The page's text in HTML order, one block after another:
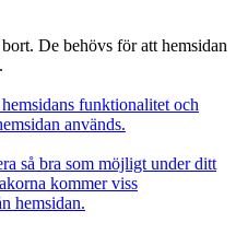
De behövs för att hemsidan
funktionalitet och
används.
så bra som möjligt under ditt
kommer viss
hemsidan.